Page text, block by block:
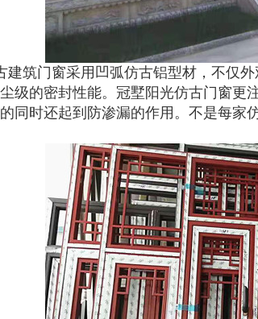
建筑门窗采用凹弧仿古铝型材，不仅
级的密封性能。冠墅阳光仿古门窗更
同时还起到防渗漏的作用。不是每家